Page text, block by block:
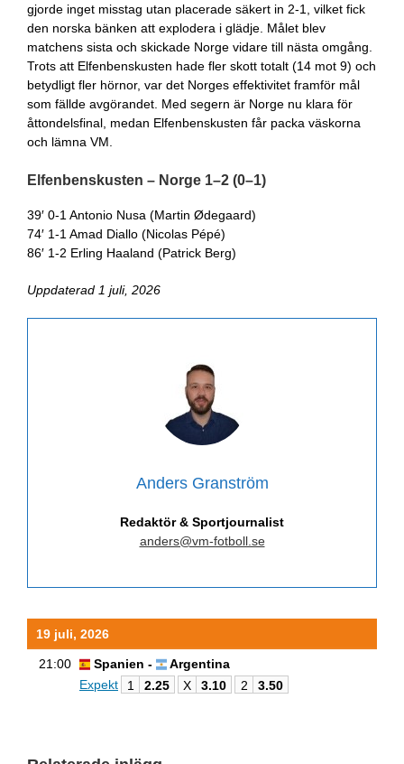
gjorde inget misstag utan placerade säkert in 2-1, vilket fick
den norska bänken att explodera i glädje. Målet blev
matchens sista och skickade Norge vidare till nästa omgång.
Trots att Elfenbenskusten hade fler skott totalt (14 mot 9) och
betydligt fler hörnor, var det Norges effektivitet framför mål
som fällde avgörandet. Med segern är Norge nu klara för
åttondelsfinal, medan Elfenbenskusten får packa väskorna
och lämna VM.
Elfenbenskusten – Norge 1–2 (0–1)
39′ 0-1 Antonio Nusa (Martin Ødegaard)
74′ 1-1 Amad Diallo (Nicolas Pépé)
86′ 1-2 Erling Haaland (Patrick Berg)
Uppdaterad 1 juli, 2026
Anders Granström
Redaktör & Sportjournalist
anders@vm-fotboll.se
19 juli, 2026
21:00 Spanien -
Argentina
Expekt
1 2.25 X 3.10 2 3.50